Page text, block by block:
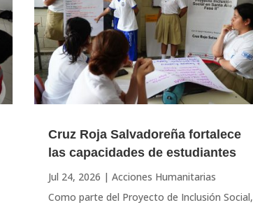
Cruz Roja Salvadoreña fortalece
las capacidades de estudiantes
Jul 24, 2026 | Acciones Humanitarias
Como parte del Proyecto de Inclusión Social,